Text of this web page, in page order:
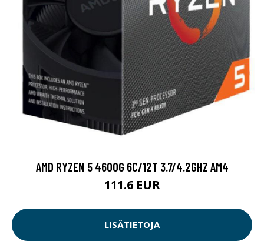
AMD RYZEN 5 4600G 6C/12T 3.7/4.2GHZ AM4
111.6 EUR
LISÄTIETOJA